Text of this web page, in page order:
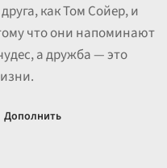
как Том Сойер, и
что они напоминают
а дружба — это
Дополнить